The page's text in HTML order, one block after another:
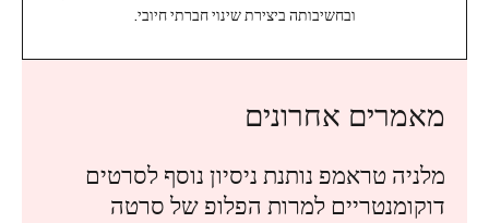
ובחשיבותה ביצירת שינוי חברתי חיובי.
מאמרים אחרונים
מלניה טראמפ נותנת ניסיון נוסף לסרטים
דוקומנטריים למרות הפלופ של סרטה